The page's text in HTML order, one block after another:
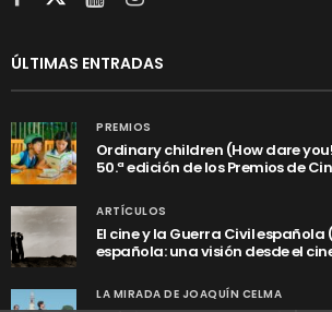
ÚLTIMAS ENTRADAS
PREMIOS
Ordinary children (How dare
50.ª edición de los Premios de
ARTÍCULOS
El cine y la Guerra Civil española
española: una visión desde el
LA MIRADA DE JOAQUÍN CELMA